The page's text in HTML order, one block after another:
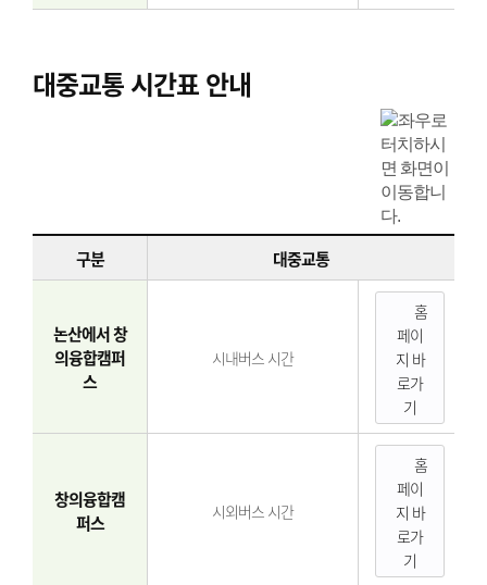
대중교통 시간표 안내
구분 대중교통
논산에서 창
의융합캠퍼
스
시내버스 시간
홈
페이
지 바
로가
기
창의융합캠
퍼스
시외버스 시간
홈
페이
지 바
로가
기